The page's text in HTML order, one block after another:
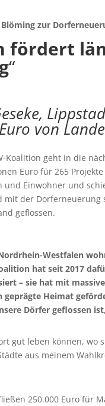
zur
fördert
“
von
Koalition geht in die
Euro für 265
und Einwohner und
mit der
geflossen.
Westfalen
hat seit 2017
– sie hat mit
geprägte Heimat
Dörfer geflossen
gut leben können, wo
aus meinem
250.000 Euro für